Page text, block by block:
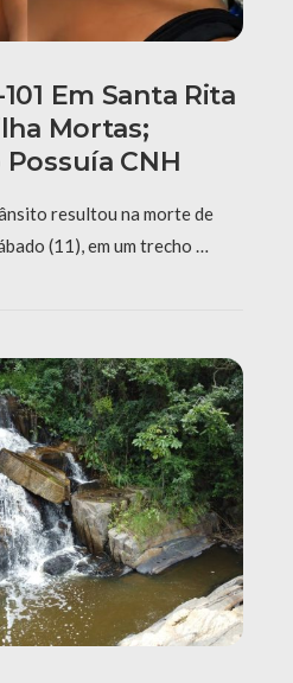
Em Santa Rita
Mortas;
CNH
resultou na morte de
(11), em um trecho …